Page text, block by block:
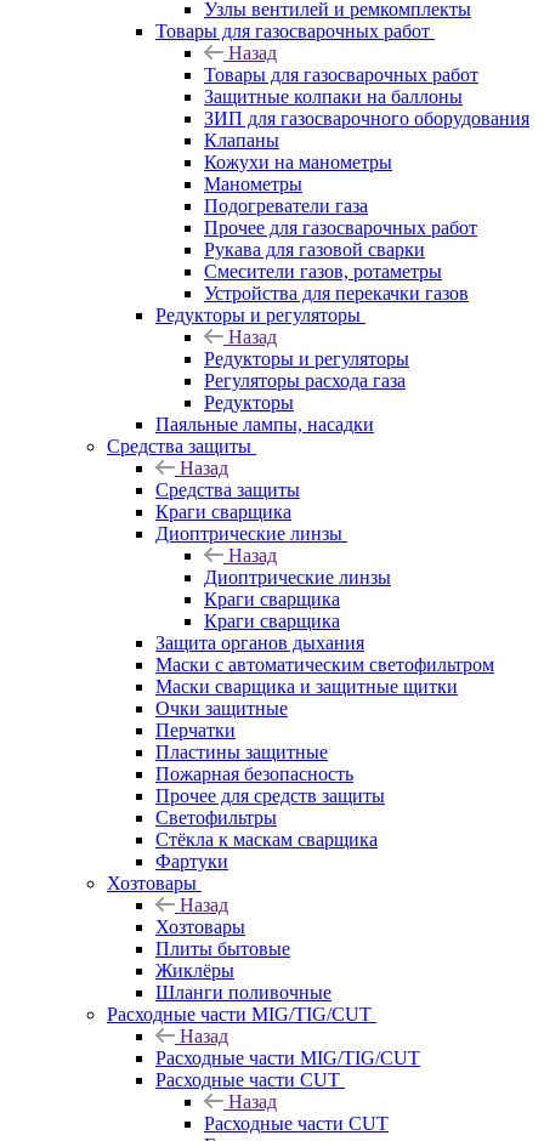
Узлы вентилей и ремкомплекты
Товары для газосварочных работ
Назад
Товары для газосварочных работ
Защитные колпаки на баллоны
ЗИП для газосварочного оборудования
Клапаны
Кожухи на манометры
Манометры
Подогреватели газа
Прочее для газосварочных работ
Рукава для газовой сварки
Смесители газов, ротаметры
Устройства для перекачки газов
Редукторы и регуляторы
Назад
Редукторы и регуляторы
Регуляторы расхода газа
Редукторы
Паяльные лампы, насадки
Средства защиты
Назад
Средства защиты
Краги сварщика
Диоптрические линзы
Назад
Диоптрические линзы
Краги сварщика
Краги сварщика
Защита органов дыхания
Маски с автоматическим светофильтром
Маски сварщика и защитные щитки
Очки защитные
Перчатки
Пластины защитные
Пожарная безопасность
Прочее для средств защиты
Светофильтры
Стёкла к маскам сварщика
Фартуки
Хозтовары
Назад
Хозтовары
Плиты бытовые
Жиклёры
Шланги поливочные
Расходные части MIG/TIG/CUT
Назад
Расходные части MIG/TIG/CUT
Расходные части CUT
Назад
Расходные части CUT